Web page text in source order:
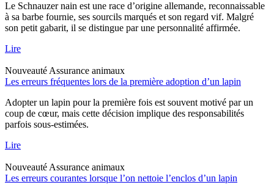
Le Schnauzer nain est une race d’origine allemande, reconnaissable
à sa barbe fournie, ses sourcils marqués et son regard vif. Malgré
son petit gabarit, il se distingue par une personnalité affirmée.
Lire
Nouveauté Assurance animaux
Les erreurs fréquentes lors de la première adoption d’un lapin
Adopter un lapin pour la première fois est souvent motivé par un
coup de cœur, mais cette décision implique des responsabilités
parfois sous-estimées.
Lire
Nouveauté Assurance animaux
Les erreurs courantes lorsque l’on nettoie l’enclos d’un lapin